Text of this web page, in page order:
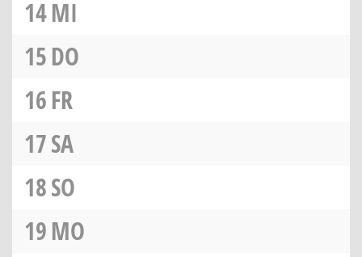
14MI
15DO
16FR
17SA
18SO
19MO